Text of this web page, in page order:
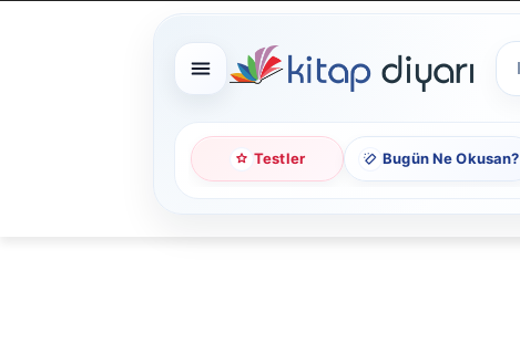
Testler Bugün Ne Okusan?